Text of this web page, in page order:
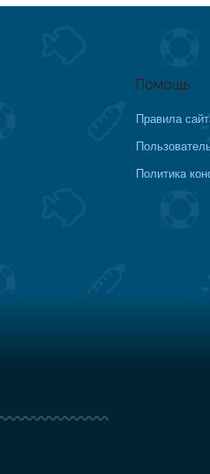
Помощь
Правила
Политика